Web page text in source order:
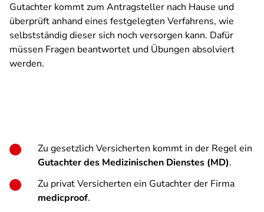
Gutachter kommt zum Antragsteller nach Hause und
überprüft anhand eines festgelegten Verfahrens, wie
selbstständig dieser sich noch versorgen kann. Dafür
müssen Fragen beantwortet und Übungen absolviert
werden.
Zu gesetzlich Versicherten kommt in der Regel ein
Gutachter des Medizinischen Dienstes (MD).
Zu privat Versicherten ein Gutachter der Firma
medicproof.